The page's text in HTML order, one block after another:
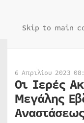
Skip to main
6 Απριλίου 2023
Οι Ιερές
Μεγάλης